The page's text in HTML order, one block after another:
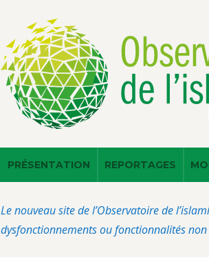
PRÉSENTATION REPORTAGES
Le nouveau site de l’Observatoire de
dysfonctionnements ou fonctionnalités